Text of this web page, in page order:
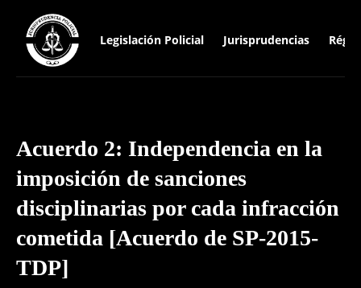
Legislación Policial Jurisprudencias
Acuerdo 2: Independencia en la
imposición de sanciones
disciplinarias por cada infracción
cometida [Acuerdo de SP-2015-
TDP]